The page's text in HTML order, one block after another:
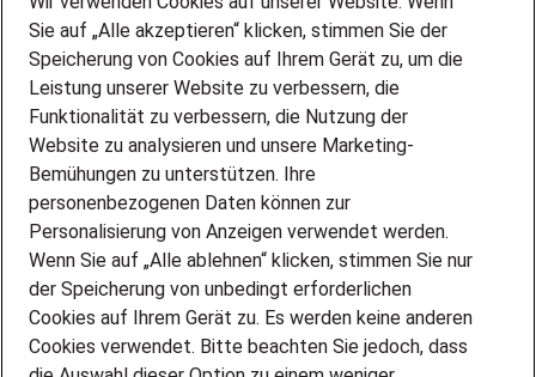
DEINE BERUFSGRUPPE
DEINE LEBENSSITUATION
PARTNERSHIP WITH AIRBUS
INITIATIV BEWERBEN
ÜBER UNS
STANDORTE
BLOG
PRESSE
KONTAKT
Sie auf „Alle akzeptieren“ klicken, stimmen Sie der
Speicherung von Cookies auf Ihrem Gerät zu, um die
Leistung unserer Website zu verbessern, die
Funktionalität zu verbessern, die Nutzung der
Website zu analysieren und unsere Marketing-
Bemühungen zu unterstützen. Ihre
personenbezogenen Daten können zur
Personalisierung von Anzeigen verwendet werden.
Wenn Sie auf „Alle ablehnen“ klicken, stimmen Sie nur
der Speicherung von unbedingt erforderlichen
Cookies auf Ihrem Gerät zu. Es werden keine anderen
Cookies verwendet. Bitte beachten Sie jedoch, dass